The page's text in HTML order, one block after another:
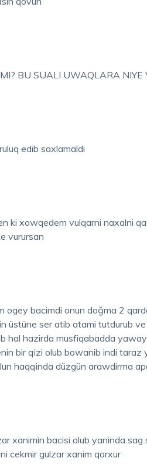
BU SUALI UWAQLARA NIYE
edib saxlamaldi
ki xowqedem vulqarni naxalni
vurursan
ogey bacimdi onun doğma 2
üstüne ser atib atami tutdurub
hal hazirda musfiqabadda
bir qizi olub bowanib indi taraz
haqqinda düzgün arawdirma
xanimin bacisi olub yaninda
cekmir gulzar xanim qorxur